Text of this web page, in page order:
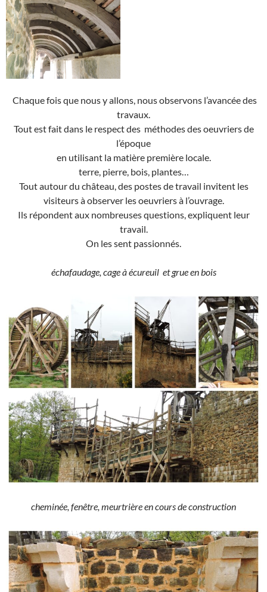
Chaque fois que nous y allons, nous observons l’avancée des
travaux.
Tout est fait dans le respect des méthodes des oeuvriers de
l’époque
en utilisant la matière première locale.
terre, pierre, bois, plantes…
Tout autour du château, des postes de travail invitent les
visiteurs à observer les oeuvriers à l’ouvrage.
Ils répondent aux nombreuses questions, expliquent leur
travail.
On les sent passionnés.
échafaudage, cage à écureuil et grue en bois
cheminée, fenêtre, meurtrière en cours de construction